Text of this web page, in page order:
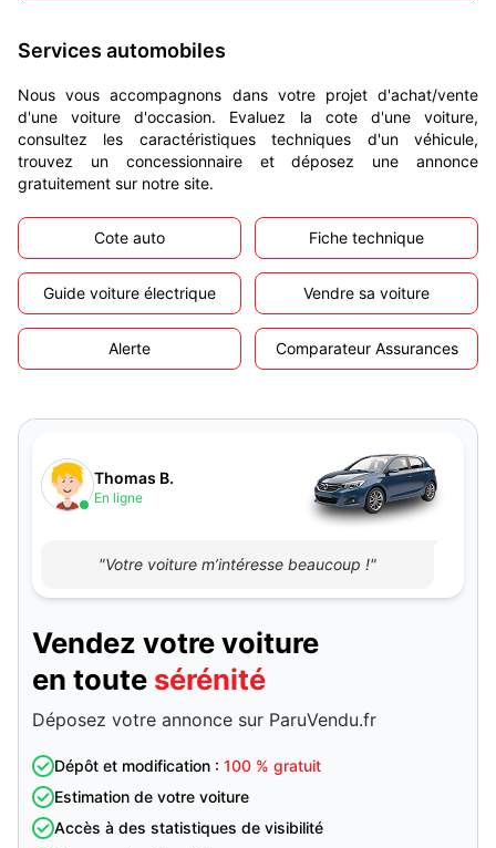
Services automobiles
Nous vous accompagnons dans votre projet d'achat/vente
d'une voiture d'occasion. Evaluez la cote d'une voiture,
consultez les caractéristiques techniques d'un véhicule,
trouvez un concessionnaire et déposez une annonce
gratuitement sur notre site.
Cote auto Fiche technique
Guide voiture électrique Vendre sa voiture
Alerte Comparateur Assurances
Thomas B.
En ligne
"Votre voiture m’intéresse beaucoup !"
Vendez votre voiture
en toute sérénité
Déposez votre annonce sur ParuVendu.fr
Dépôt et modification : 100 % gratuit
Estimation de votre voiture
Accès à des statistiques de visibilité